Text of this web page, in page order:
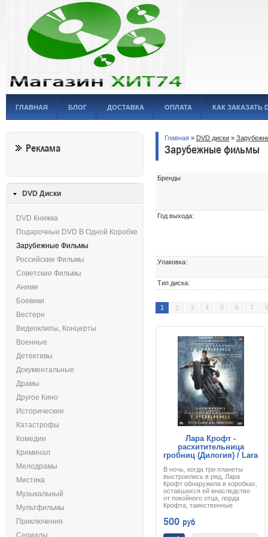
ГЛАВНАЯ БЛОГ ДОСТАВКА ОПЛАТА КАК ЗАКАЗАТЬ
Главная » DVD диски »
Зарубежные фильмы
Бренды
Год выхода:
Упаковка:
Тип диска:
1 2 3 4 5 6 7 8
Лара Крофт -
расхитительница
гробниц (Дилогия) / Lara
(Dilogia) (2001,2003) DVD
В ночь, когда три планеты
выстроились в ряд, Лара
Крофт обнаружила в коробках,
оставшихся ей внаследство
от покойного отца, лорда
Крофта, таинственные
привез из одной
археологической экспедиции
двадцать лет назад.Когда-то
500 руб
Реклама
DVD Диски
DVD Книжка
Подарочные DVD В Одной Коробке
Зарубежные Фильмы
Российские Фильмы
Советские Фильмы
Аниме
Боевики
Вестерн
Видеоклипы, Концерты
Военные
Детективы
Документальные
Драмы
Другое Кино
Исторические
Катастрофы
Комедии
Криминал
Мелодрамы
Мистика
Музыкальный
Мультфильмы
Приключения
Сериалы